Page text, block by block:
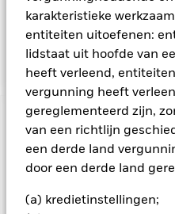
karakteristieke
entiteiten uitoefenen:
lidstaat uit hoofde van
heeft verleend,
vergunning heeft
gereglementeerd zijn,
van een richtlijn
een derde land
door een derde land
(a) kredietinstellingen;
waarde van een actief te
kwalitatieve en kwantitatieve
zijn, inclusief macro-
BELANGRIJKE
zijn niet gegarandeerd.
oorspronkelijke inleg.
Alle aandelenklassen met